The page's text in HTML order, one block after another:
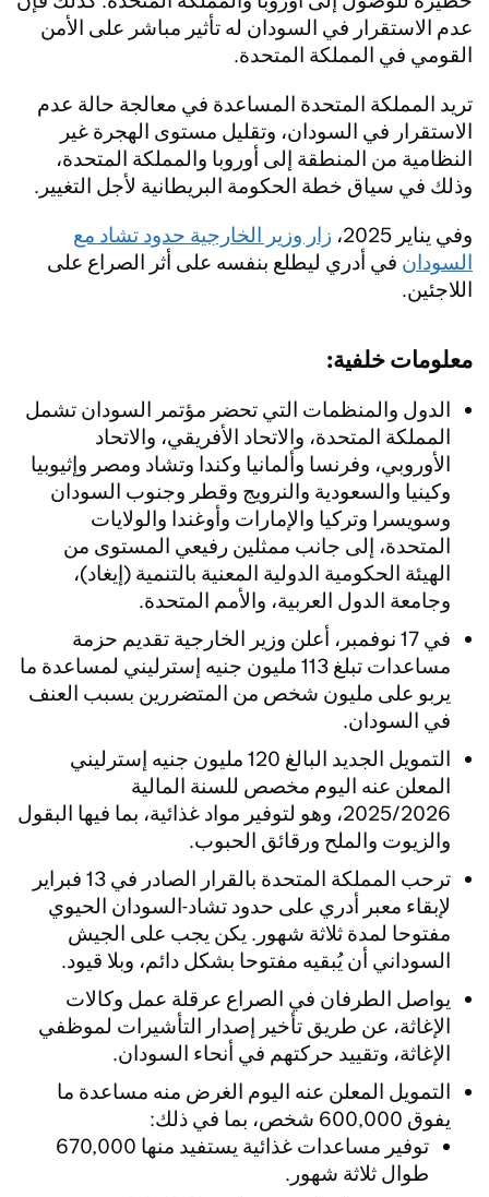
عدم الاستقرار في السودان له تأثير مباشر على الأمن
القومي في المملكة المتحدة.
تريد المملكة المتحدة المساعدة في معالجة حالة عدم
الاستقرار في السودان، وتقليل مستوى الهجرة غير
النظامية من المنطقة إلى أوروبا والمملكة المتحدة،
وذلك في سياق خطة الحكومة البريطانية لأجل التغيير.
وفي يناير 2025،
زار وزير الخارجية حدود تشاد مع
السودان في أدري ليطلع بنفسه على أثر الصراع على
اللاجئين.
معلومات خلفية:
الدول والمنظمات التي تحضر مؤتمر السودان تشمل
المملكة المتحدة، والاتحاد الأفريقي، والاتحاد
الأوروبي، وفرنسا وألمانيا وكندا وتشاد ومصر وإثيوبيا
وكينيا والسعودية والنرويج وقطر وجنوب السودان
وسويسرا وتركيا والإمارات وأوغندا والولايات
المتحدة، إلى جانب ممثلين رفيعي المستوى من
الهيئة الحكومية الدولية المعنية بالتنمية (إيغاد)،
وجامعة الدول العربية، والأمم المتحدة.
في 17 نوفمبر، أعلن وزير الخارجية تقديم حزمة
مساعدات تبلغ 113 مليون جنيه إسترليني لمساعدة ما
يربو على مليون شخص من المتضررين بسبب العنف
في السودان.
التمويل الجديد البالغ 120 مليون جنيه إسترليني
المعلن عنه اليوم مخصص للسنة المالية
2025/2026، وهو لتوفير مواد غذائية، بما فيها البقول
والزيوت والملح ورقائق الحبوب.
ترحب المملكة المتحدة بالقرار الصادر في 13 فبراير
لإبقاء معبر أدري على حدود تشاد-السودان الحيوي
مفتوحا لمدة ثلاثة شهور. يكن يجب على الجيش
السوداني أن يُبقيه مفتوحا بشكل دائم، وبلا قيود.
يواصل الطرفان في الصراع عرقلة عمل وكالات
الإغاثة، عن طريق تأخير إصدار التأشيرات لموظفي
الإغاثة، وتقييد حركتهم في أنحاء السودان.
التمويل المعلن عنه اليوم الغرض منه مساعدة ما
يفوق 600,000 شخص، بما في ذلك:
توفير مساعدات غذائية يستفيد منها 670,000
طوال ثلاثة شهور.